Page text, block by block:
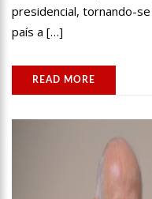
presidencial, tornando-
país a […]
READ MORE